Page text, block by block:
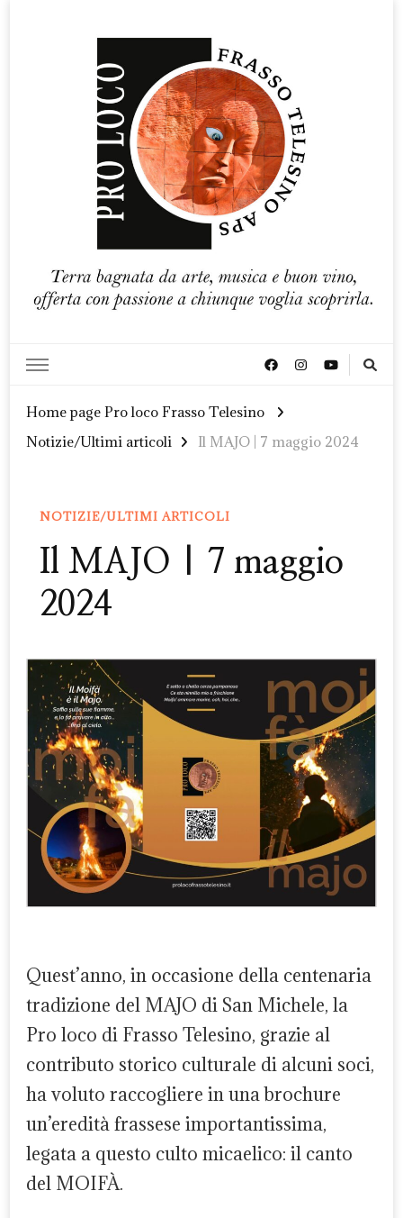
Home page Pro loco Frasso Telesino
Notizie/Ultimi articoli
Il MAJO | 7 maggio 2024
NOTIZIE/ULTIMI ARTICOLI
Il MAJO | 7 maggio
2024
Quest’anno, in occasione della centenaria
tradizione del MAJO di San Michele, la
Pro loco di Frasso Telesino, grazie al
contributo storico culturale di alcuni soci,
ha voluto raccogliere in una brochure
un’eredità frassese importantissima,
legata a questo culto micaelico: il canto
del MOIFÀ.